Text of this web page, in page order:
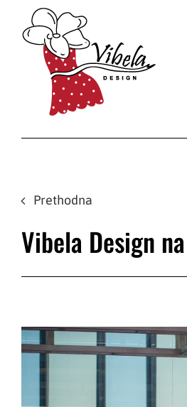
content
Prethodna
Vibela Design